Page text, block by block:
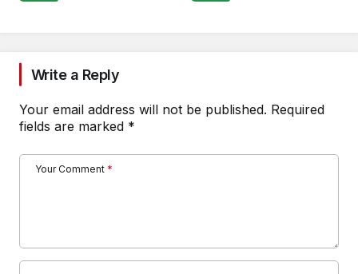
Write a Reply
Your email address will not be published. Required
fields are marked *
Your Comment *